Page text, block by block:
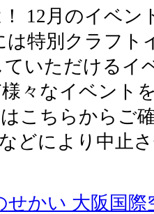
12月のイベン
特別クラフト
いただけるイ
々なイベント
こちらからご
どにより中止
かい 大阪国際